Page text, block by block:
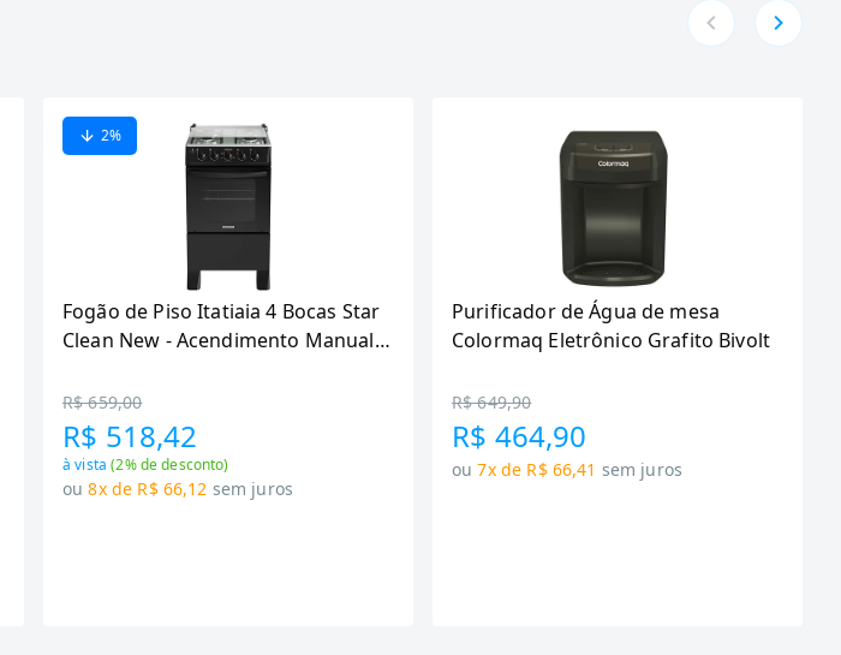
2%
Fogão de Piso Itatiaia 4 Bocas Star
Clean New - Acendimento Manual,
R$ 659,00
R$ 518,42
à vista(2% de desconto)
ou 8x de R$ 66,12 sem juros
Purificador de Água de mesa
Colormaq Eletrônico Grafito Bivolt
R$ 649,90
R$ 464,90
ou 7x de R$ 66,41 sem juros